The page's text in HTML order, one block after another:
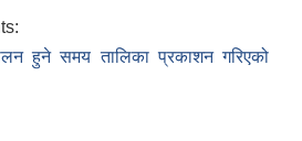
हुने समय तालिका प्रकाशन गरिएको